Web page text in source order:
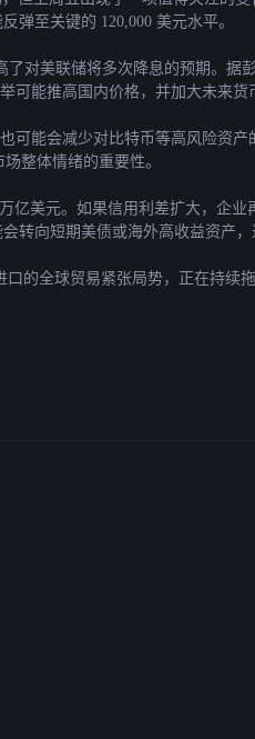
弹至关键的 120,000 美元水平。
对美联储将多次降息的预期。据彭
可能推高国内价格，并加大未来货
可能会减少对比特币等高风险资产
整体情绪的重要性。
亿美元。如果信用利差扩大，企业
转向短期美债或海外高收益资产，
的全球贸易紧张局势，正在持续